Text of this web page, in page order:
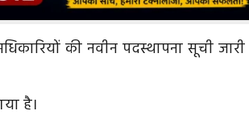
की नवीन पदस्थापना सूची
है।